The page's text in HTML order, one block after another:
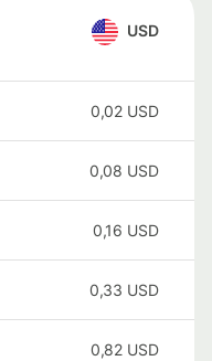
USD
0,02 USD
0,08 USD
0,16 USD
0,33 USD
0,82 USD